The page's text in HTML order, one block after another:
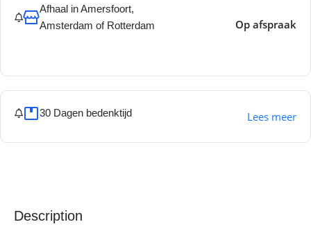
Afhaal in Amersfoort,
Amsterdam of Rotterdam
Op afspraak
30 Dagen bedenktijd Lees meer
Description